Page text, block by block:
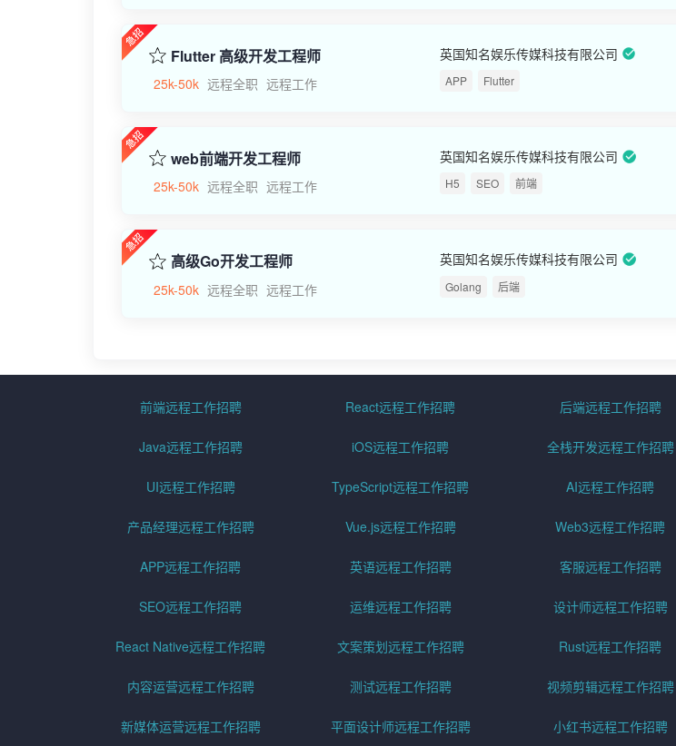
Flutter 高级开发工程师
25k-50k 远程全职 远程工作
英国知名娱乐传媒科技有限公司
APP Flutter
web前端开发工程师
25k-50k 远程全职 远程工作
英国知名娱乐传媒科技有限公司
H5 SEO 前端
高级Go开发工程师
25k-50k 远程全职 远程工作
英国知名娱乐传媒科技有限公司
Golang 后端
前端远程工作招聘 React远程工作招聘 后端远程工作招聘
Java远程工作招聘 iOS远程工作招聘 全栈开发远程工作招聘
UI远程工作招聘 TypeScript远程工作招聘 AI远程工作招聘
产品经理远程工作招聘 Vue.js远程工作招聘 Web3远程工作招聘
APP远程工作招聘 英语远程工作招聘 客服远程工作招聘
SEO远程工作招聘 运维远程工作招聘 设计师远程工作招聘
React Native远程工作招聘 文案策划远程工作招聘 Rust远程工作招聘
内容运营远程工作招聘 测试远程工作招聘 视频剪辑远程工作招聘
新媒体运营远程工作招聘 平面设计师远程工作招聘 小红书远程工作招聘